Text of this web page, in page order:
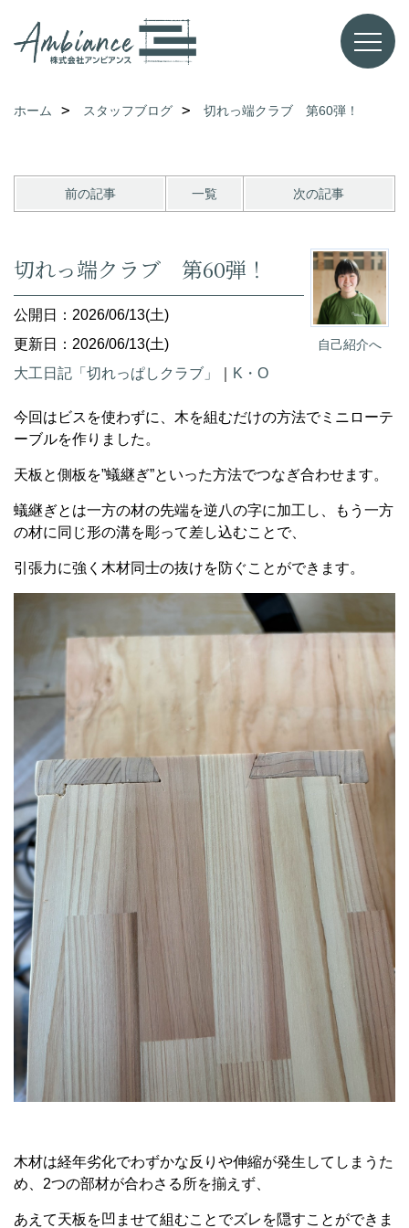
ホーム スタッフブログ 切れっ端クラブ 第60弾！
前の記事 一覧 次の記事
自己紹介へ
切れっ端クラブ 第60弾！
公開日：2026/06/13(土)
更新日：2026/06/13(土)
大工日記「切れっぱしクラブ」
K・O
今回はビスを使わずに、木を組むだけの方法でミニローテ
ーブルを作りました。
天板と側板を”蟻継ぎ”といった方法でつなぎ合わせます。
蟻継ぎとは一方の材の先端を逆八の字に加工し、もう一方
の材に同じ形の溝を彫って差し込むことで、
引張力に強く木材同士の抜けを防ぐことができます。
木材は経年劣化でわずかな反りや伸縮が発生してしまうた
め、2つの部材が合わさる所を揃えず、
あえて天板を凹ませて組むことでズレを隠すことができま